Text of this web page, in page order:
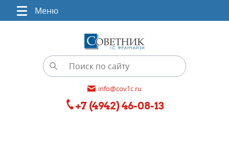
Меню
info@cov1c.ru
+7 (4942) 46-08-13